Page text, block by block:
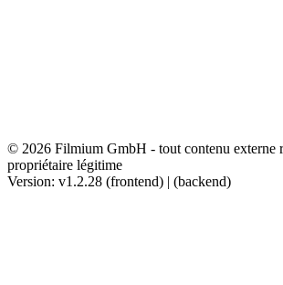
© 2026 Filmium GmbH - tout contenu externe
propriétaire légitime
Version: v1.2.28 (frontend) | (backend)